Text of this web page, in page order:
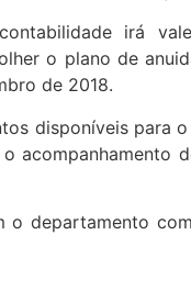
irá
o plano de
de 2018.
disponíveis para
acompanhamento
o departamento